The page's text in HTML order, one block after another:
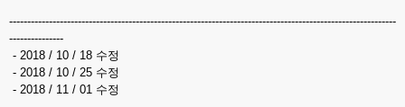
-----------------------------------------------------------------------------------------------------------
---------------
- 2018 / 10 / 18 수정
- 2018 / 10 / 25 수정
- 2018 / 11 / 01 수정